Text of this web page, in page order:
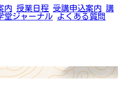
内 授業日程 受講申込案内 講
堂ジャーナル よくある質問